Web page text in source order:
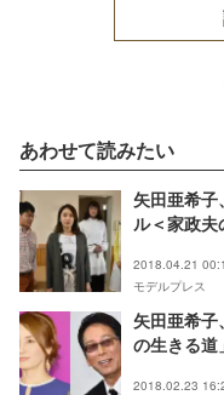
あわせて読みたい
矢田亜希
ル＜家政夫
2018.04.21
モデルプレス
矢田亜希
の生きる道
2018.02.23